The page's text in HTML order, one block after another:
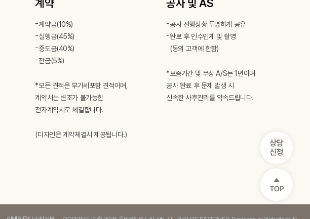
계약
계약금(10%)
실행금(45%)
중도금(40%)
잔금(5%)
*모든 견적은 부가세포함 견적이며,
계약서는 변조가 불가능한
전자계약서로 체결합니다.
(디자인은 계약체결시 제공됩니다.)
공사 및 AS
공사 진행상황 투명하게 공유
완료 후 인수인계 및 촬영
(동의 고객에 한함)
*보증기간 및 무상 A/S는 1년이며
공사 완료 후 문제 발생 시
신속한 사후관리를 약속드립니다.